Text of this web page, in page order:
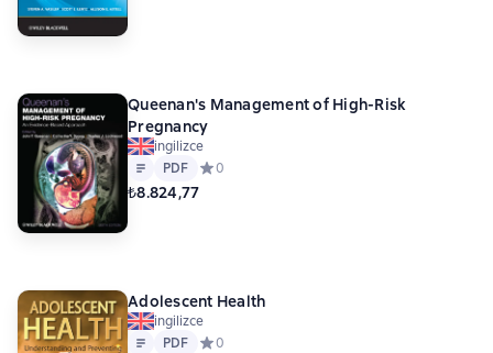
Queenan's Management of High-Risk
Pregnancy
ingilizce
Metin
PDF
PDF Средний рейтинг 0 на основе 0 оценок
0
₺8.824,77
Adolescent Health
ingilizce
Metin
PDF
PDF Средний рейтинг 0 на основе 0 оценок
0